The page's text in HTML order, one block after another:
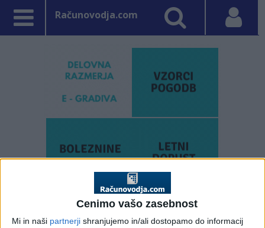
Cenimo vašo zasebnost
Mi in naši partnerji shranjujemo in/ali dostopamo do informacij
Računovodja.com
DAVKI